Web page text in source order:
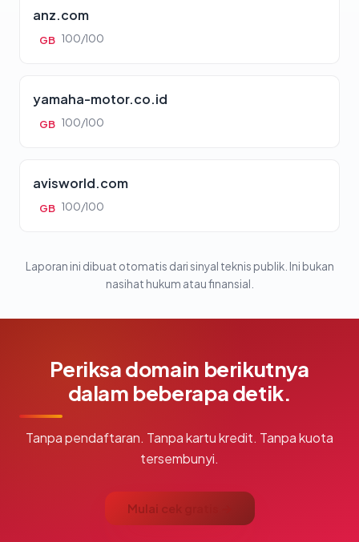
anz.com
GB 100/100
yamaha-motor.co.id
GB 100/100
avisworld.com
GB 100/100
Laporan ini dibuat otomatis dari sinyal teknis publik. Ini bukan
nasihat hukum atau finansial.
Periksa domain berikutnya
dalam beberapa detik.
Tanpa pendaftaran. Tanpa kartu kredit. Tanpa kuota
tersembunyi.
Mulai cek gratis →